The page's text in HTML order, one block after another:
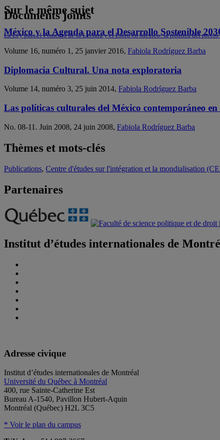
Documents joints
La Ley para el Fomento de la Lectura y el Libro en México: la política del
Sur le même sujet
México y la Agenda para el Desarrollo Sostenible
Volume 16, numéro 1, 25 janvier 2016, Fabiola Rodríguez Barba
Diplomacia Cultural. Una nota exploratoria
Volume 14, numéro 3, 25 juin 2014, Fabiola Rodríguez Barba
Las políticas culturales del México contemporáneo
No. 08-11. Juin 2008, 24 juin 2008, Fabiola Rodríguez Barba
Thèmes et mots-clés
Publications, Centre d'études sur l'intégration et la mondialisation
Partenaires
Institut d’études internationales de
Adresse civique
Institut d’études internationales de Montréal
Université du Québec à Montréal
400, rue Sainte-Catherine Est
Bureau A-1540, Pavillon Hubert-Aquin
Montréal (Québec) H2L 3C5
* Voir le plan du campus